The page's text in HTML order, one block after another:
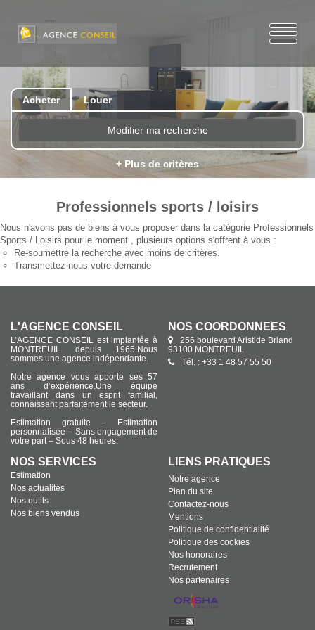
Acheter Louer
Modifier ma recherche
+ Plus de critères
Professionnels sports / loisirs
Nous n'avons pas de biens à vous proposer dans la catégorie Professionnels
Sports / Loisirs pour le moment , plusieurs options s'offrent à vous :
Re-soumettre la recherche avec moins de critères.
Transmettez-nous votre demande
L'AGENCE CONSEIL
L’AGENCE CONSEIL est implantée à
MONTREUIL depuis 1965.Nous
sommes une agence indépendante.
Notre agence vous apporte ses 57
ans d’expérience.Une équipe
travaillant dans un esprit familial,
connaissant parfaitement le secteur.
Estimation gratuite – Estimation
personnalisée – Sans engagement de
votre part – Sous 48 heures.
NOS COORDONNÉES
256 boulevard Aristide Briand
93100 MONTREUIL
Tél. : +33 1 48 57 55 50
NOS SERVICES
Estimation
Nos actualités
Nos outils
Nos biens vendus
LIENS PRATIQUES
Notre agence
Plan du site
Contactez-nous
Mentions
Politique de confidentialité
Politique des cookies
Nos honoraires
Recrutement
Nos partenaires